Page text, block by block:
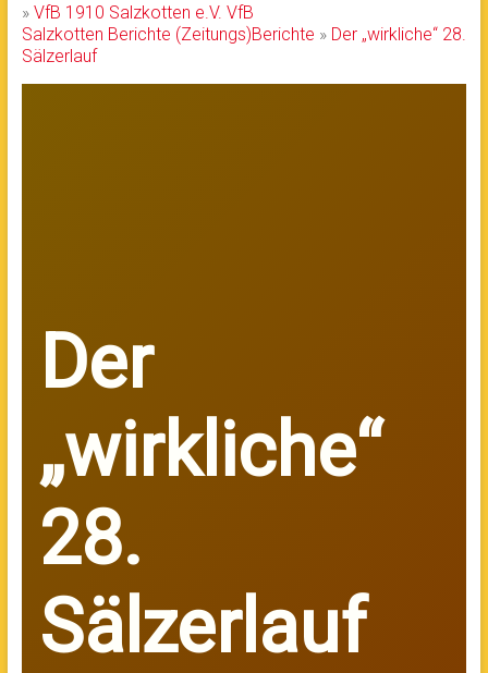
» VfB 1910 Salzkotten e.V. VfB
Salzkotten Berichte (Zeitungs)Berichte » Der „wirkliche“ 28.
Sälzerlauf
Der
„wirkliche“
28.
Sälzerlauf